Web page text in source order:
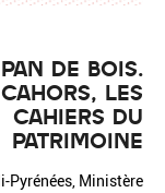
DE BOIS.
CAHORS, LES
CAHIERS DU
PATRIMOINE
Pyrénées, Ministère